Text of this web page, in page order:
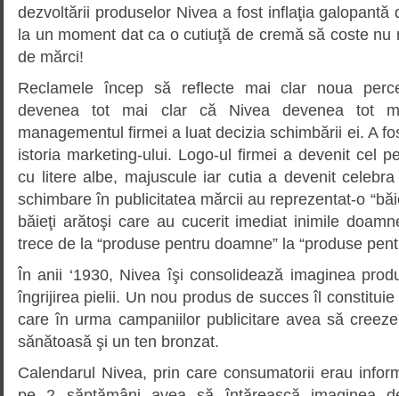
dezvoltării produselor Nivea a fost inflaţia galopantă
la un moment dat ca o cutiuţă de cremă să coste nu
de mărci!
Reclamele încep să reflecte mai clar noua
devenea tot mai clar că Nivea devenea tot
managementul firmei a luat decizia schimbării ei. A
istoria marketing-ului. Logo-ul firmei a devenit cel
cu litere albe, majuscule iar cutia a devenit
schimbare în publicitatea mărcii au reprezentat-o
băieţi arătoşi care au cucerit imediat inimile
trece de la “produse pentru doamne” la “produse
În anii ‘1930, Nivea îşi consolidează imaginea
îngrijirea pielii. Un nou produs de succes îl
care în urma campaniilor publicitare avea să
sănătoasă şi un ten bronzat.
Calendarul Nivea, prin care consumatorii erau